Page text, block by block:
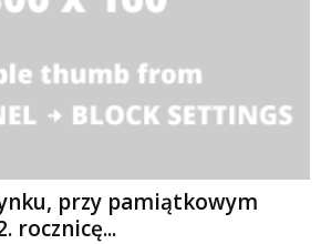
przy pamiątkowym
rocznicę...